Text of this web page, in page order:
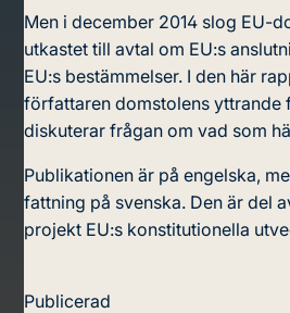
Men i december 2014 slog EU-­
utkastet till avtal om EU:s
EU:s bestämmelser. I den här
författaren domstolens yttrande
diskuterar frågan om vad som
Publikationen är på engelska,
fattning på svenska. Den är del
projekt EU:s konstitutionella
Publicerad